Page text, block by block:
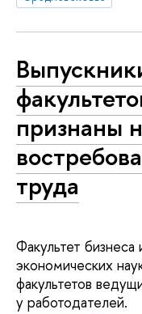
признаны
труда
Факультет
экономических
факультетов
у работодателей.